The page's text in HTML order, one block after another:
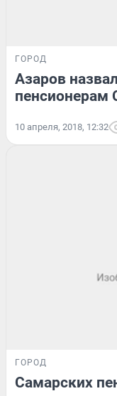
ГОРОД
Азаров
пенсионерам
10 апреля, 2018, 12:32
ГОРОД
Самарских